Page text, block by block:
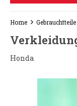
Home Gebrauchtteile
Honda